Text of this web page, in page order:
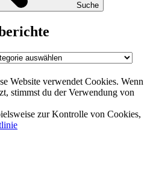
Suche
Website verwendet Cookies. Wenn
stimmst du der Verwendung von
zur Kontrolle von Cookies,